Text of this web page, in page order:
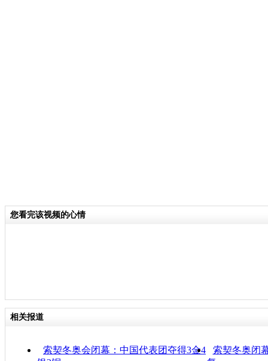
您看完该视频的心情
相关报道
索契冬奥会闭幕：中国代表团夺得3金4
索契冬奥闭